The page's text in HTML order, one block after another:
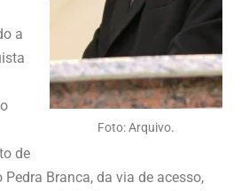
Foto: Arquivo.
a
de
Pedra Branca, da via de acesso,